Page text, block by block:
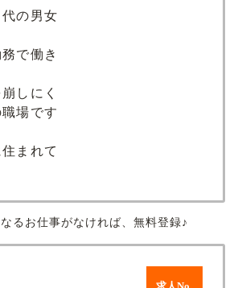
の男女
で働き
しにく
場です
まれて
るお仕事がなければ、無料登録♪